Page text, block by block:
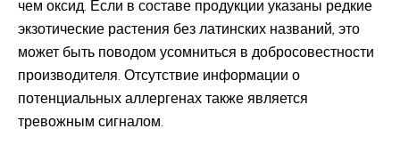
чем оксид. Если в составе продукции указаны редкие
экзотические растения без латинских названий, это
может быть поводом усомниться в добросовестности
производителя. Отсутствие информации о
потенциальных аллергенах также является
тревожным сигналом.